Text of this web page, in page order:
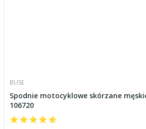
BUSE
Spodnie motocyklowe skórzane
106720